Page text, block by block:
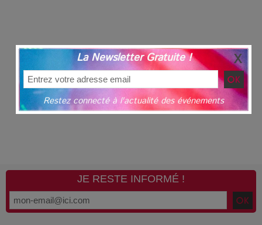
JE RESTE INFORMÉ !
La Newsletter Gratuite !
Restez connecté à l'actualité des événements